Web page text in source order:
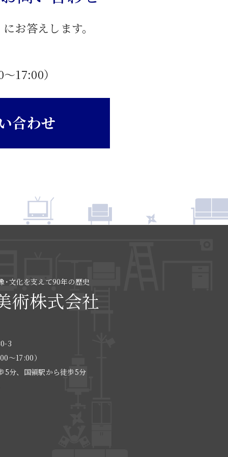
お答えします。
〜17:00）
合わせ
･文化を支えて90年の歴史
術株式会社
3
〜17:00）
分、国領駅から徒歩5分